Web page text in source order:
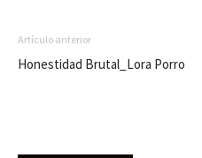
Artículo anterior
Honestidad Brutal_Lora Porro